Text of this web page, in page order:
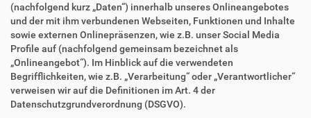
(nachfolgend kurz „Daten“) innerhalb unseres Onlineangebotes
und der mit ihm verbundenen Webseiten, Funktionen und Inhalte
sowie externen Onlinepräsenzen, wie z.B. unser Social Media
Profile auf (nachfolgend gemeinsam bezeichnet als
„Onlineangebot“). Im Hinblick auf die verwendeten
Begrifflichkeiten, wie z.B. „Verarbeitung“ oder „Verantwortlicher“
verweisen wir auf die Definitionen im Art. 4 der
Datenschutzgrundverordnung (DSGVO).